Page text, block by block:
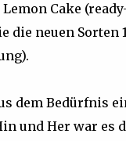
Cake
neuen Sorten
dem Bedürfnis
und Her war es